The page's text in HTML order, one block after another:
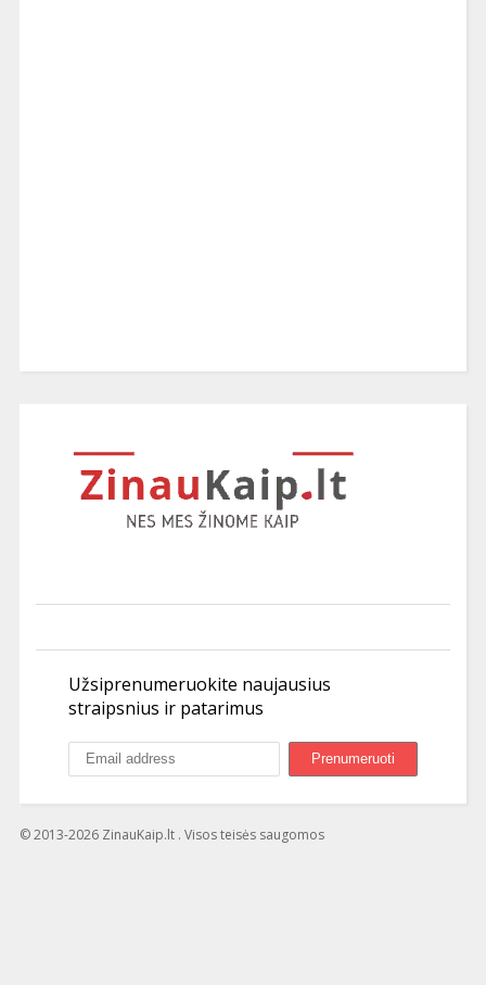
Užsiprenumeruokite naujausius
straipsnius ir patarimus
© 2013-2026 ZinauKaip.lt . Visos teisės saugomos